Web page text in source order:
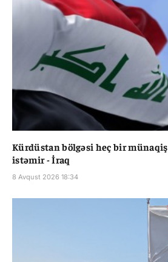
Kürdüstan bölgəsi heç bir
istəmir - İraq
8 Avqust 2026 18:34